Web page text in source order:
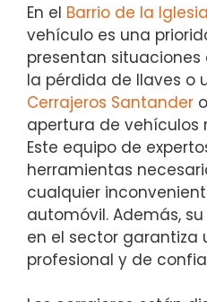
En el Barrio de la Iglesia
vehículo es una
presentan
la pérdida de llaves o
Cerrajeros Santander
apertura de vehículos
Este equipo de
herramientas
cualquier
automóvil. Además,
en el sector garantiza
profesional y de